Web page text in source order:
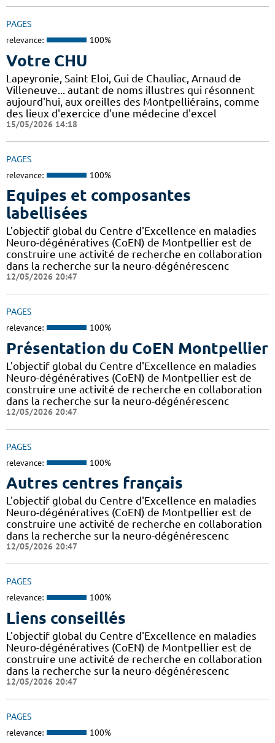
PAGES
relevance: 100%
Votre CHU
Lapeyronie, Saint Eloi, Gui de Chauliac, Arnaud de
Villeneuve... autant de noms illustres qui résonnent
aujourd'hui, aux oreilles des Montpelliérains, comme
des lieux d'exercice d'une médecine d'excel
15/05/2026 14:18
PAGES
relevance: 100%
Equipes et composantes
labellisées
L'objectif global du Centre d'Excellence en maladies
Neuro-dégénératives (CoEN) de Montpellier est de
construire une activité de recherche en collaboration
dans la recherche sur la neuro-dégénérescenc
12/05/2026 20:47
PAGES
relevance: 100%
Présentation du CoEN Montpellier
L'objectif global du Centre d'Excellence en maladies
Neuro-dégénératives (CoEN) de Montpellier est de
construire une activité de recherche en collaboration
dans la recherche sur la neuro-dégénérescenc
12/05/2026 20:47
PAGES
relevance: 100%
Autres centres français
L'objectif global du Centre d'Excellence en maladies
Neuro-dégénératives (CoEN) de Montpellier est de
construire une activité de recherche en collaboration
dans la recherche sur la neuro-dégénérescenc
12/05/2026 20:47
PAGES
relevance: 100%
Liens conseillés
L'objectif global du Centre d'Excellence en maladies
Neuro-dégénératives (CoEN) de Montpellier est de
construire une activité de recherche en collaboration
dans la recherche sur la neuro-dégénérescenc
12/05/2026 20:47
PAGES
relevance: 100%